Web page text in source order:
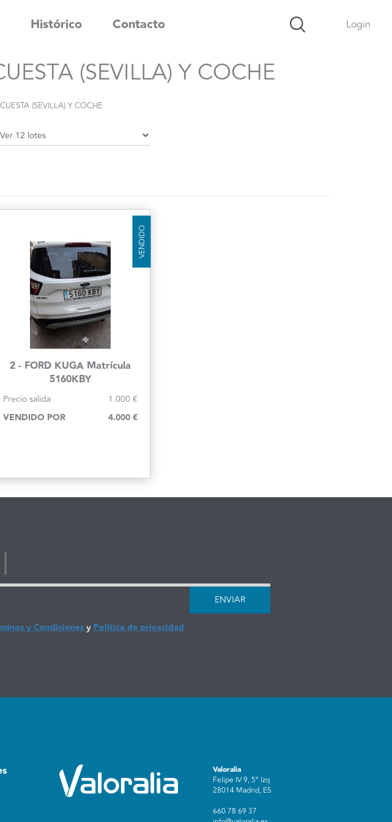
Histórico Contacto Login
(SEVILLA) Y COCHE
(SEVILLA) Y COCHE
VENDIDO
2 - FORD KUGA Matrícula
5160KBY
Precio salida 1.000 €
VENDIDO POR 4.000 €
ENVIAR
y CondicionesyPolítica de privacidad
Valoralia
Felipe IV 9, 5º Izq
28014 Madrid, ES
660 78 69 37